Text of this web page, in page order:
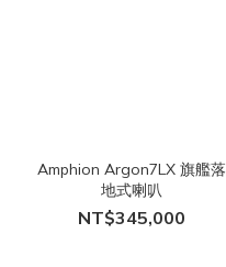
Amphion Argon7LX 旗艦落
地式喇叭
NT$345,000